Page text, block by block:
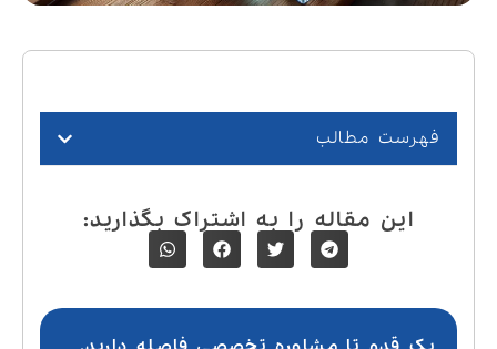
فهرست مطالب
این مقاله را به اشتراک بگذارید: